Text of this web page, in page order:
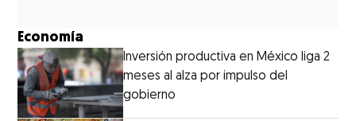
Economía
Inversión productiva en México liga 2
meses al alza por impulso del
gobierno